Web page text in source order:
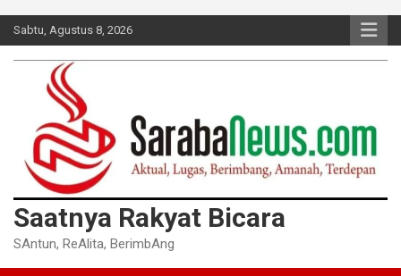
Sabtu, Agustus 8, 2026
Saatnya Rakyat Bicara
SAntun, ReAlita, BerimbAng